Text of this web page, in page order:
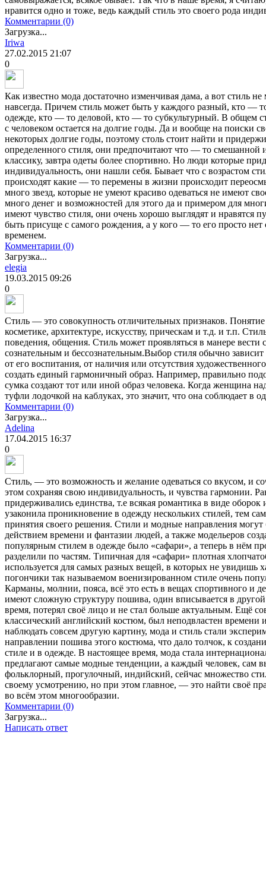
нравится одно и тоже, ведь каждый стиль это своего рода
Комментарии (0)
Загрузка...
Iriwa
27.02.2015 21:07
0
Как известно мода достаточно изменчивая дама, а вот стиль не
навсегда. Причем стиль может быть у каждого разный, кто —
одежде, кто — то деловой, кто — то субкультурный. В общем
с человеком остается на долгие годы. Да и вообще на поиски
некоторых долгие годы, поэтому столь стоит найти и
определенного стиля, они предпочитают что — то смешанной
классику, завтра одеты более спортивно. Но люди которые
индивидуальность, они нашли себя. Бывает что с возрастом
происходят какие — то перемены в жизни происходит
много звезд, которые не умеют красиво одеваться не имеют
много денег и возможностей для этого да и примером для
имеют чувство стиля, они очень хорошо выглядят и нравятся
быть присуще с самого рождения, а у кого — то его просто нет
временем.
Комментарии (0)
Загрузка...
elegia
19.03.2015 09:26
0
Стиль — это совокупность отличительных признаков.
косметике, архитектуре, искусству, прическам и т.д. и т.п.
поведения, общения. Стиль может проявляться в манере
сознательным и бессознательным.Выбор стиля обычно
от его воспитания, от наличия или отсутствия
создать единый гармоничный образ. Например, правильно
сумка создают тот или иной образ человека. Когда женщина
туфли лодочкой на каблуках, это значит, что она соблюдает в
Комментарии (0)
Загрузка...
Adelina
17.04.2015 16:37
0
Стиль, — это возможность и желание одеваться со вкусом, и
этом сохраняя свою индивидуальность, и чувства гармонии.
придерживались единства, т.е всякая романтика в виде
узаконила проникновение в одежду нескольких стилей, тем
принятия своего решения. Стили и модные направления
действием времени и фантазии людей, а также модельеров
популярным стилем в одежде было «сафари», а теперь в нём
разделили по частям. Типичная для «сафари» плотная
используется для самых разных вещей, в которых не увидишь
погончики так называемом военизированном стиле очень
Карманы, молнии, пояса, всё это есть в вещах спортивного и
имеют сложную структуру пошива, один вписывается в
время, потерял своё лицо и не стал больше актуальным. Ещё
классический английский костюм, был неподвластен
наблюдать совсем другую картину, мода и стиль стали
направлении пошива этого костюма, что дало толчок, к
стиле и в одежде. В настоящее время, мода стала
предлагают самые модные тенденции, а каждый человек, сам
фольклорный, прогулочный, индийский, сейчас множество
своему усмотрению, но при этом главное, — это найти своё
во всём этом многообразии.
Комментарии (0)
Загрузка...
Написать ответ